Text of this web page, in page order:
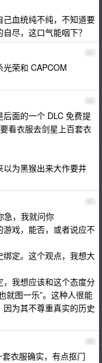
血统纯不纯，不知道要
尽，这口气能咽下？
85
荣和 CAPCOM
86
面的一个 DLC 免费提
看衣服去剑星上百套衣
为黑猴出来大作要井
87
急，我就问你
戏，能否，或者说应不
定。这个观点，我想大
我想应该和这个态度分
就图一乐”。这种人很能
为其不尊重真实的历史
88
衣服确实，有点抠门